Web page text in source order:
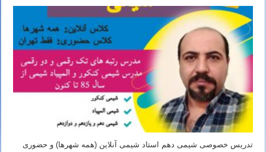
تدریس خصوصی شیمی دهم استاد شیمی آنلاین (همه شهرها) و حضوری